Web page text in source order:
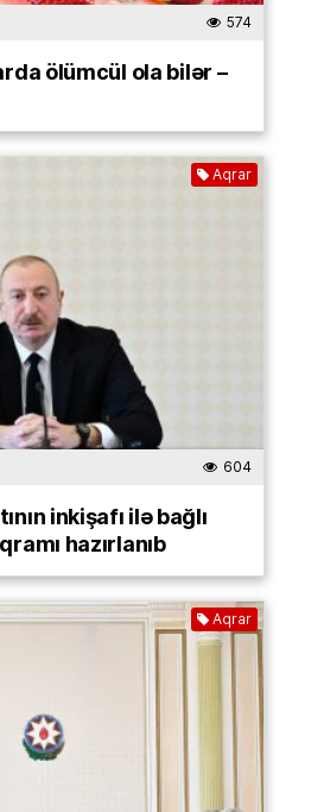
574
ölümcül ola bilər –
Aqrar
604
inkişafı ilə bağlı
hazırlanıb
Aqrar